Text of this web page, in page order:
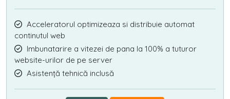
Acceleratorul optimizeaza si distribuie automat
continutul web
Imbunatarire a vitezei de pana la 100% a tuturor
website-urilor de pe server
Asistență tehnică inclusă